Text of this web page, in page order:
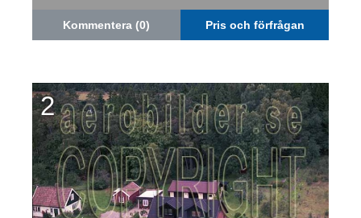
Kommentera (0) Pris och förfrågan
2